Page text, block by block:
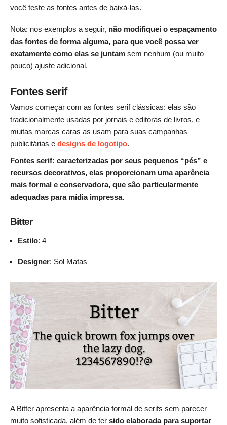
você teste as fontes antes de baixá-las.
Nota: nos exemplos a seguir, não modifiquei o espaçamento
das fontes de forma alguma, para que você possa ver
exatamente como elas se juntam sem nenhum (ou muito
pouco) ajuste adicional.
Fontes serif
Vamos começar com as fontes serif clássicas: elas são
tradicionalmente usadas por jornais e editoras de livros, e
muitas marcas caras as usam para suas campanhas
publicitárias e designs de logotipo.
Fontes serif: caracterizadas por seus pequenos “pés” e
recursos decorativos, elas proporcionam uma aparência
mais formal e conservadora, que são particularmente
adequadas para mídia impressa.
Bitter
Estilo: 4
Designer: Sol Matas
A Bitter apresenta a aparência formal de serifs sem parecer
muito sofisticada, além de ter sido elaborada para suportar